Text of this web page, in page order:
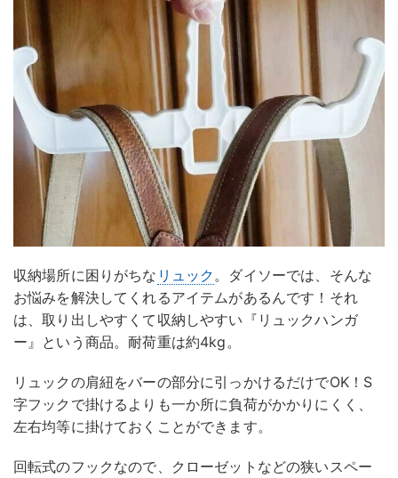
収納場所に困りがちな リュック 。ダイソーでは、そんな
お悩みを解決してくれるアイテムがあるんです！それ
は、取り出しやすくて収納しやすい『リュックハンガ
ー』という商品。耐荷重は約4kg。
リュックの肩紐をバーの部分に引っかけるだけでOK！S
字フックで掛けるよりも一か所に負荷がかかりにくく、
左右均等に掛けておくことができます。
回転式のフックなので、クローゼットなどの狭いスペー